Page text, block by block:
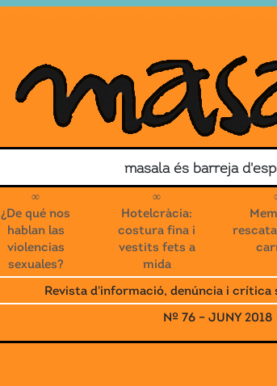
masala és barreja
¿De qué nos
hablan las
violencias
sexuales?
Hotelcràcia:
costura fina i
vestits fets a
mida
Revista d'informació, denúncia i crítica
Nº 76 – JUNY 2018